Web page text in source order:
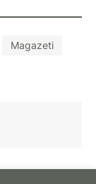
Magazeti